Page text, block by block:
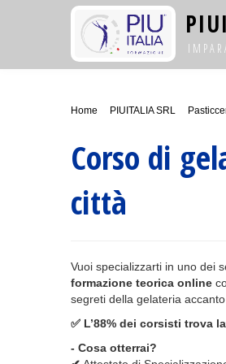
Home PIUITALIA SRL
Corso di
città
Vuoi specializzarti in uno dei
formazione teorica online
segreti della gelateria
✅ L’88% dei corsisti trova
- Cosa otterrai?